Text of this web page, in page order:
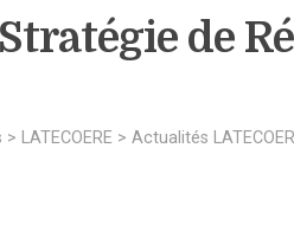
de
> LATECOERE > Actualités